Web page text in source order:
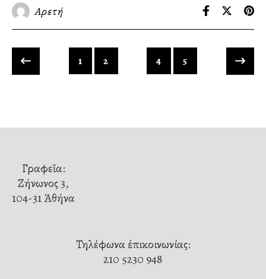
Αρετή
1 2 4 5
Γραφεῖα:
Ζήνωνος 3,
104-31 Ἀθήνα
Τηλέφωνα ἐπικοινωνίας:
210 5230 948